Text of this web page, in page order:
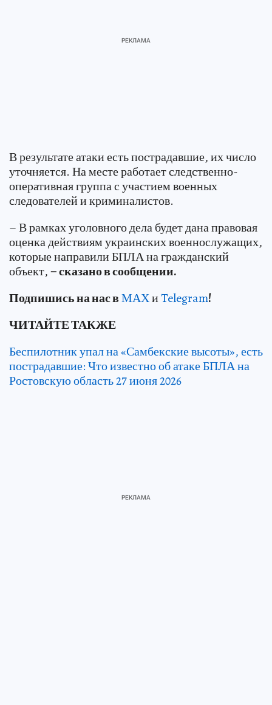
В результате атаки есть пострадавшие, их число
уточняется. На месте работает следственно-
оперативная группа с участием военных
следователей и криминалистов.
– В рамках уголовного дела будет дана правовая
оценка действиям украинских военнослужащих,
которые направили БПЛА на гражданский
объект,– сказано в сообщении.
Подпишись на нас вМАХиTelegram!
ЧИТАЙТЕ ТАКЖЕ
Беспилотник упал на «Самбекские высоты», есть
пострадавшие: Что известно об атаке БПЛА на
Ростовскую область 27 июня 2026